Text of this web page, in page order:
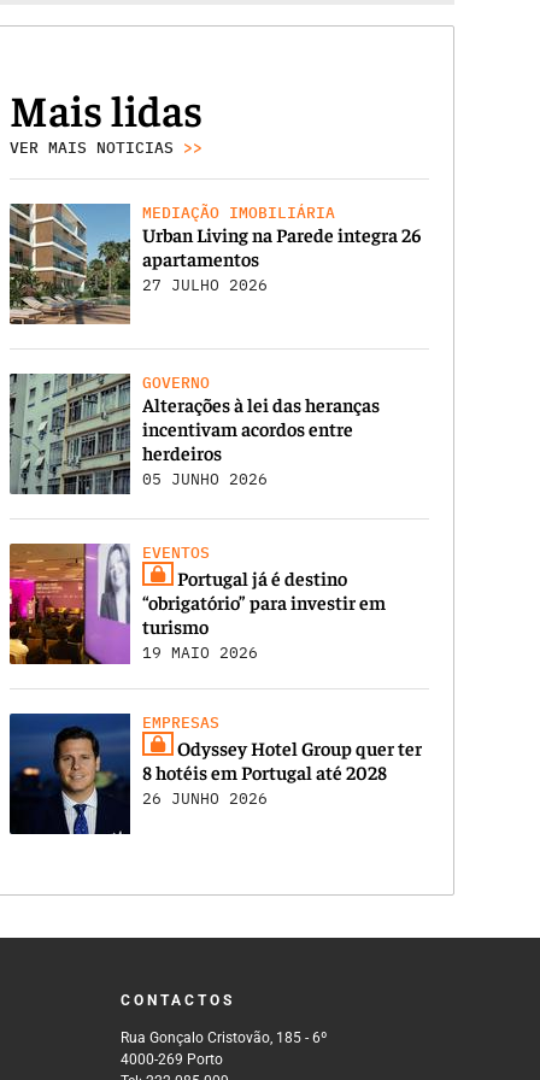
Mais lidas
VER MAIS NOTICIAS >>
MEDIAÇÃO IMOBILIÁRIA
Urban Living na Parede integra 26
apartamentos
27 JULHO 2026
GOVERNO
Alterações à lei das heranças
incentivam acordos entre
herdeiros
05 JUNHO 2026
EVENTOS
Portugal já é destino
“obrigatório” para investir em
turismo
19 MAIO 2026
EMPRESAS
Odyssey Hotel Group quer ter
8 hotéis em Portugal até 2028
26 JUNHO 2026
CONTACTOS
Rua Gonçalo Cristovão, 185 - 6º
4000-269 Porto